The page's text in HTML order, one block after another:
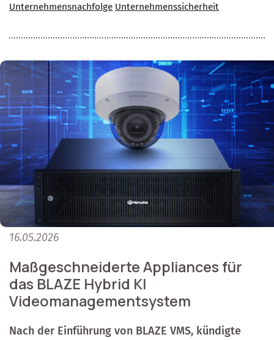
Unternehmensnachfolge Unternehmenssicherheit
16.05.2026
Maßgeschneiderte Appliances für
das BLAZE Hybrid KI
Videomanagementsystem
Nach der Einführung von BLAZE VMS, kündigte